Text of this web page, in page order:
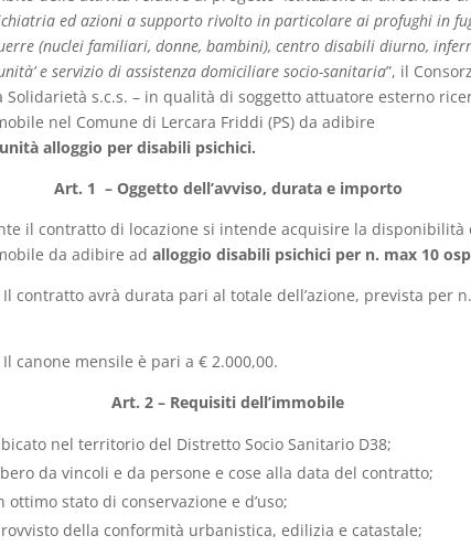
ed azioni a supporto rivolto in particolare ai profughi in
(nuclei familiari, donne, bambini), centro disabili diurno,
e servizio di assistenza domiciliare socio-sanitaria”, il
Solidarietà s.c.s. – in qualità di soggetto attuatore esterno
nel Comune di Lercara Friddi (PS) da adibire
alloggio per disabili psichici.
Art. 1 – Oggetto dell’avviso, durata e importo
il contratto di locazione si intende acquisire la disponibilità
da adibire adalloggio disabili psichici per n. max 10
Il contratto avrà durata pari al totale dell’azione, prevista per
mensile è pari a € 2.000,00.
Art. 2 – Requisiti dell’immobile
nel territorio del Distretto Socio Sanitario D38;
da vincoli e da persone e cose alla data del contratto;
ottimo stato di conservazione e d’uso;
della conformità urbanistica, edilizia e catastale;